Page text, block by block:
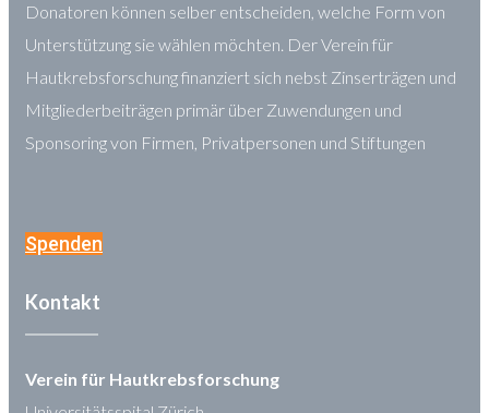
Donatoren können selber entscheiden, welche Form von
Unterstützung sie wählen möchten. Der Verein für
Hautkrebsforschung finanziert sich nebst Zinserträgen und
Mitgliederbeiträgen primär über Zuwendungen und
Sponsoring von Firmen, Privatpersonen und Stiftungen
Spenden
Kontakt
Verein für Hautkrebsforschung